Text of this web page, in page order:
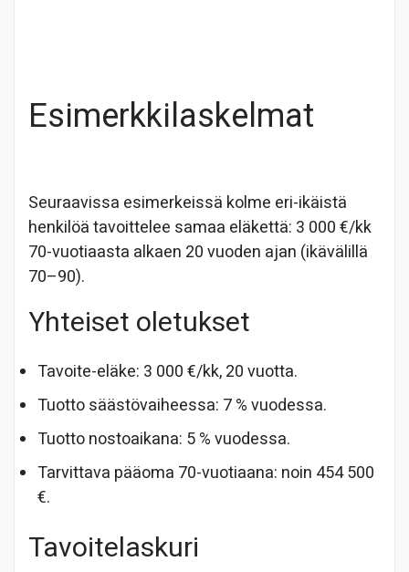
Esimerkkilaskelmat
Seuraavissa esimerkeissä kolme eri-ikäistä
henkilöä tavoittelee samaa eläkettä: 3 000 €/kk
70-vuotiaasta alkaen 20 vuoden ajan (ikävälillä
70–90).
Yhteiset oletukset
Tavoite-eläke: 3 000 €/kk, 20 vuotta.
Tuotto säästövaiheessa: 7 % vuodessa.
Tuotto nostoaikana: 5 % vuodessa.
Tarvittava pääoma 70-vuotiaana: noin 454 500
€.
Tavoitelaskuri